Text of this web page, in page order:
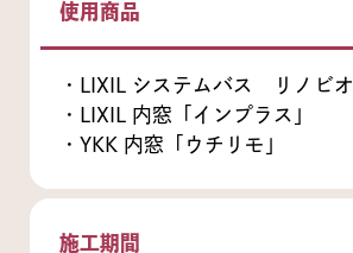
使用商品
・LIXIL システムバス リノビオ
・LIXIL 内窓「インプラス」
・YKK 内窓「ウチリモ」
施工期間